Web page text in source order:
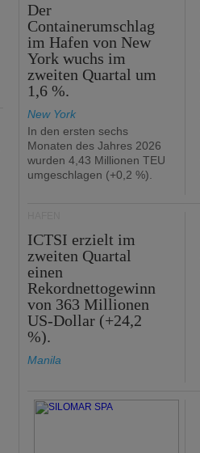
Der
Containerumschlag
im Hafen von New
York wuchs im
zweiten Quartal um
1,6 %.
New York
In den ersten sechs
Monaten des Jahres 2026
wurden 4,43 Millionen TEU
umgeschlagen (+0,2 %).
ICTSI erzielt im
zweiten Quartal
einen
Rekordnettogewinn
von 363 Millionen
US-Dollar (+24,2
%).
Manila